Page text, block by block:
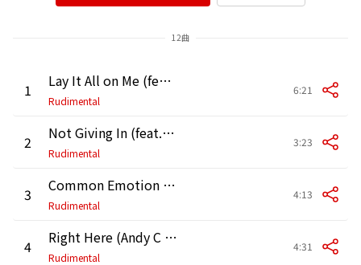
12曲
1 Lay It All on Me (feat. Ed Sheeran) [Robin Schulz Extended Remix]
Rudimental
6:21
2 Not Giving In (feat. John Newman & Alex Clare) [Bondax Remix]
Rudimental
3:23
3 Common Emotion (feat. MNEK) [Jenaux Remix]
Rudimental
4:13
4 Right Here (Andy C Remix)
Rudimental
4:31